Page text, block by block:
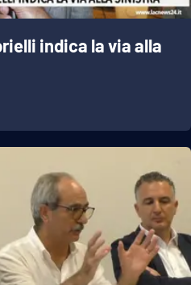
indica la via alla